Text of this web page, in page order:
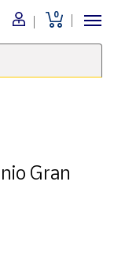
0
Gran